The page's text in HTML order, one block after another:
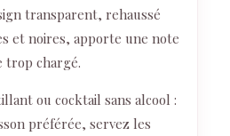
transparent, rehaussé
et noires, apporte une note
trop chargé.
ou cocktail sans alcool :
préférée, servez les